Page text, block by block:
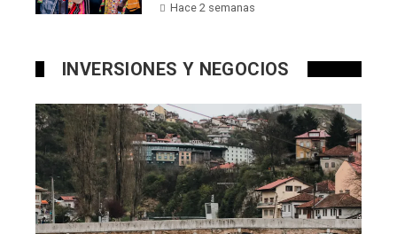
Hace 2 semanas
INVERSIONES Y NEGOCIOS